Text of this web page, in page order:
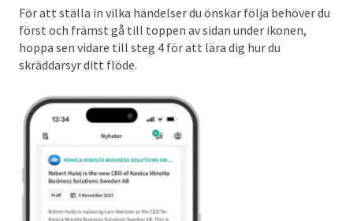
För att ställa in vilka händelser du önskar följa behöver du
först och främst gå till toppen av sidan under ikonen,
hoppa sen vidare till steg 4 för att lära dig hur du
skräddarsyr ditt flöde.